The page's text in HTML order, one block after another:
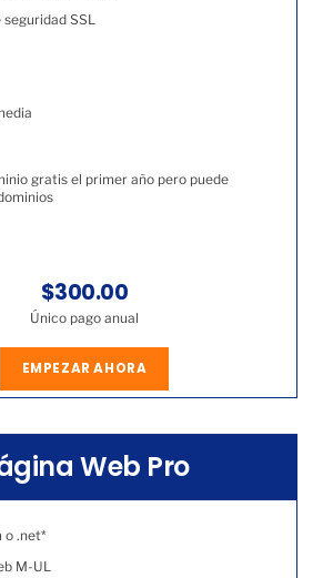
SSL
gratis el primer año pero puede
$300.00
Único pago anual
EMPEZAR AHORA
Web Pro
o .net*
M-UL